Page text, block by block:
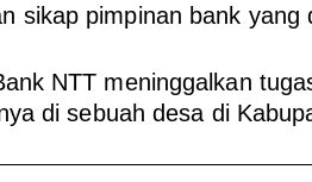
sikap pimpinan bank yang
NTT meninggalkan
di sebuah desa di